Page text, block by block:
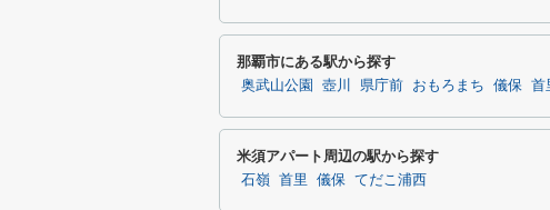
那覇市にある駅から探す
奥武山公園 壺川 県庁前 おもろまち 儀保 首
米須アパート周辺の駅から探す
石嶺 首里 儀保 てだこ浦西